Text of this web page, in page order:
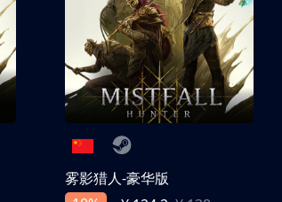
雾影猎人-豪华版